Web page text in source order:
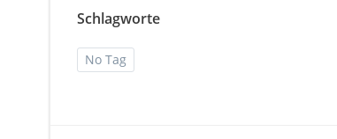
Schlagworte
No Tag